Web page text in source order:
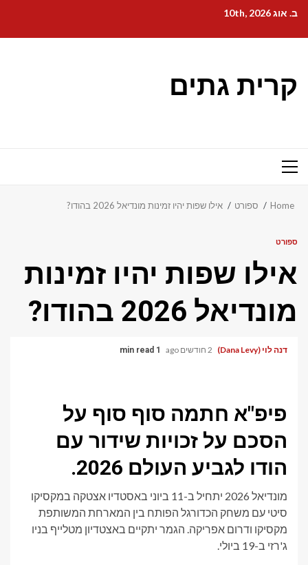
content
ב. אוג 10th, 2026
קרית גתים
Primary
Home ספורט אילו שפות יהיו זמינות מונדיאל 2026 בהודו?
ספורט
אילו שפות יהיו זמינות
מונדיאל 2026 בהודו?
דנה לוי (Dana Levy) 2 חודשים ago 1 min read
פיפ"א חתמה סוף סוף על
הסכם על זכויות שידור עם
הודו לגביע העולם 2026.
מונדיאל 2026 יתחיל ב-11 ביוני באסטדיו אצטקה במקסיקו
סיטי עם משחק הכדורגל הפותח בין המארחת המשותפת
מקסיקו ודרום אפריקה. הגמר יתקיים באצטדיון מטלייף בניו
ג'רזי ב-19 ביולי.